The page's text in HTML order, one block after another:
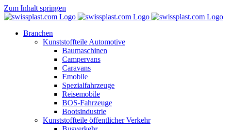
Zum Inhalt springen
Branchen
Kunststoffteile Automotive
Baumaschinen
Campervans
Caravans
Emobile
Spezialfahrzeuge
Reisemobile
BOS-Fahrzeuge
Bootsindustrie
Kunststoffteile öffentlicher Verkehr